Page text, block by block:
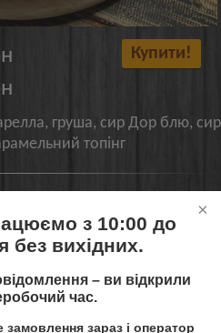
з 10:00 до
без вихідних.
– ви відкрили
час.
зараз і оператор
Купити!
груша, сир Дор блю, сир
топінг